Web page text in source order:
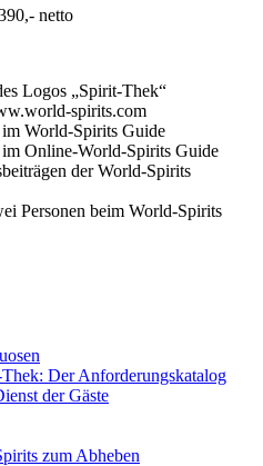
netto
Logos „Spirit-Thek“
spirits.com
World-Spirits Guide
Online-World-Spirits Guide
der World-Spirits
Personen beim World-Spirits
Der Anforderungskatalog
der Gäste
zum Abheben